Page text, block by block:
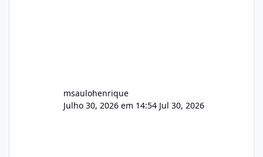
msaulohenrique
Julho 30, 2026 em 14:54 Jul 30, 2026